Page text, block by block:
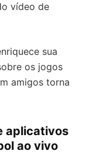
vídeo de
sua
os jogos
amigos torna
aplicativos
ao vivo